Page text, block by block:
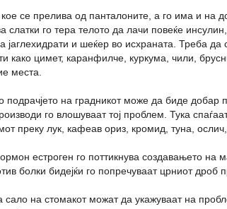
се прелива од панталоните, а го има и на
слатки го тера телото да лачи повеќе
јаглехидрати и шеќер во исхраната. Треба
како цимет, каранфилче, куркума, чили,
места.
подрачјето на градникот може да биде добар
го влошуваат тој проблем. Тука
преку лук, кафеав ориз, кромид, туна,
естроген го поттикнува создавањето
болки бидејќи го попречуваат црниот дроб
на стомакот можат да укажуваат на